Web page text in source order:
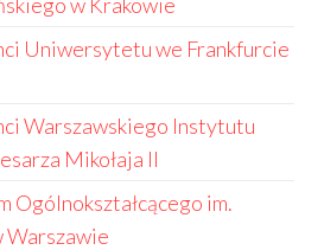
Uniwersytetu we Frankfurcie
Warszawskiego Instytutu
Mikołaja II
Ogólnokształcącego im.
Warszawie